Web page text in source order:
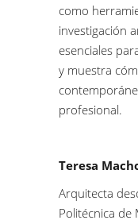
como
investigación
esenciales
y muestra
profesional.
Teresa
Arquitecta
Politécnica